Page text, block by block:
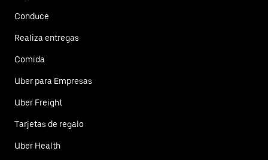
Conduce
Realiza entregas
Comida
Uber para Empresas
Uber Freight
Tarjetas de regalo
Uber Health